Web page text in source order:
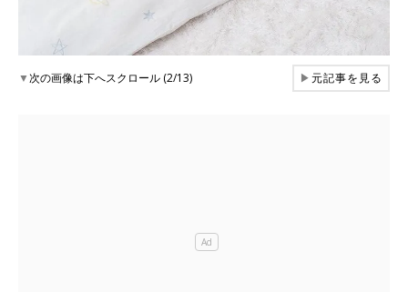
▼次の画像は下へスクロール (2/13) ▶元記事を見る